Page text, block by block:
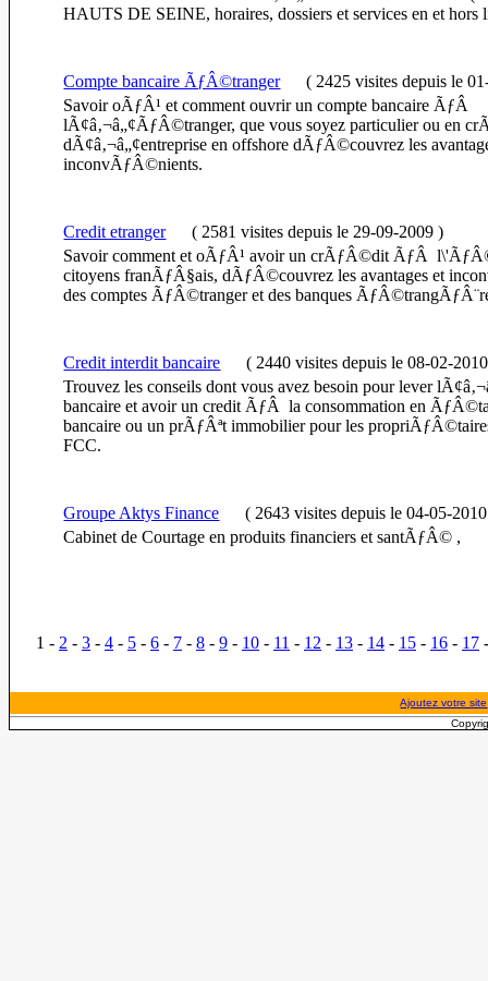
HAUTS DE SEINE, horaires, dossiers et services en et hors
Compte bancaire ÃƒÂ©tranger( 2425 visitesdepuis le
Savoir oÃƒÂ¹ et comment ouvrir un compte bancaire ÃƒÂ
lÃ¢â‚¬â„¢ÃƒÂ©tranger, que vous soyez particulier ou en
dÃ¢â‚¬â„¢entreprise en offshore dÃƒÂ©couvrez les
inconvÃƒÂ©nients.
Credit etranger( 2581 visitesdepuis le 29-09-2009 )
Savoir comment et oÃƒÂ¹ avoir un crÃƒÂ©dit ÃƒÂ
citoyens franÃƒÂ§ais, dÃƒÂ©couvrez les avantages et
des comptes ÃƒÂ©tranger et des banques
Credit interdit bancaire ( 2440 visitesdepuis le 08-02-2010
Trouvez les conseils dont vous avez besoin pour lever
bancaire et avoir un credit ÃƒÂ la consommation en
bancaire ou un prÃƒÂªt immobilier pour les
FCC.
Groupe Aktys Finance ( 2643 visitesdepuis le 04-05-2010
Cabinet de Courtage en produits financiers et santÃƒÂ© ,
1 - 2 - 3 - 4 - 5 - 6 - 7 - 8 - 9 - 10 - 11 - 12 - 13 - 14 - 15 - 16 - 17
Ajoutez votre site